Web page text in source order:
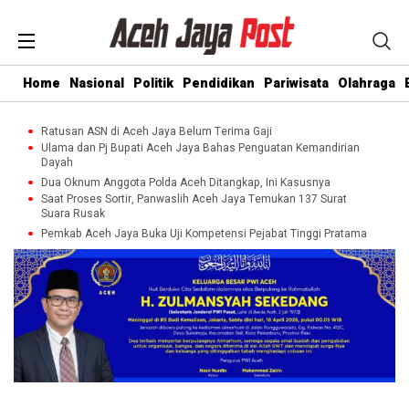
Home Nasional Politik Pendidikan Pariwisata Olahraga
Ratusan ASN di Aceh Jaya Belum Terima Gaji
Ulama dan Pj Bupati Aceh Jaya Bahas Penguatan Kemandirian
Dayah
Dua Oknum Anggota Polda Aceh Ditangkap, Ini Kasusnya
Saat Proses Sortir, Panwaslih Aceh Jaya Temukan 137 Surat
Suara Rusak
Pemkab Aceh Jaya Buka Uji Kompetensi Pejabat Tinggi Pratama